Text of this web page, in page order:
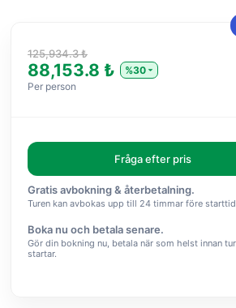
125,934.3 ₺
88,153.8 ₺
%30
Per person
Fråga efter pris
Gratis avbokning & återbetalning.
Turen kan avbokas upp till 24 timmar före
Boka nu och betala senare.
Gör din bokning nu, betala när som helst innan
startar.